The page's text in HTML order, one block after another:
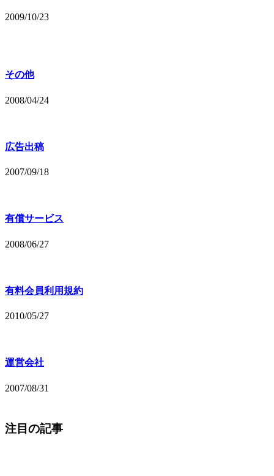
2009/10/23
その他
2008/04/24
広告出稿
2007/09/18
有償サービス
2008/06/27
有料会員利用規約
2010/05/27
運営会社
2007/08/31
注目の記事